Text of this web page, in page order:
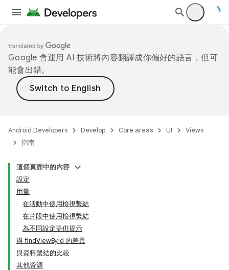
Google 會運用 AI 技術將內容翻譯成你偏好的語言，但可
能會出錯。
Android Developers Develop Core areas UI
Views
指南
這個頁面中的內容
設定
用量
在活動中使用檢視繫結
在片段中使用檢視繫結
為不同設定提供提示
與 findViewById 的差異
與資料繫結的比較
其他資源